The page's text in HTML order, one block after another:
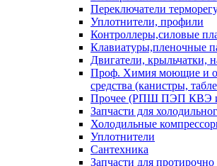
Переключатели
Уплотнители, профили
Контроллеры,силовые
Клавиатуры,пленочные
Двигатели, крыльчатки,
Проф. Химия моющие и
средства (канистры,
Прочее (РПШ ПЭП КВЭ и
Запчасти для
Холодильные
Уплотнители
Сантехника
Запчасти для протирочно